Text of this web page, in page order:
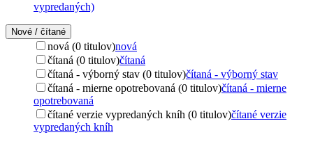
vypredaných)
Nové / čítané
nová (0 titulov)nová
čítaná (0 titulov)čítaná
čítaná - výborný stav (0 titulov)čítaná - výborný stav
čítaná - mierne opotrebovaná (0 titulov)čítaná - mierne
opotrebovaná
čítané verzie vypredaných kníh (0 titulov)čítané verzie
vypredaných kníh